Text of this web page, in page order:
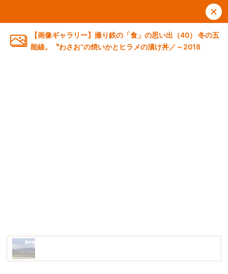
【画像ギャラリー】撮り鉄の「食」の思い出（40） 冬の五
能線。〝わさお“の焼いかとヒラメの漬け丼／～2018